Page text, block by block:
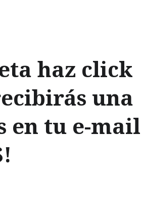
haz click
una
en tu e-